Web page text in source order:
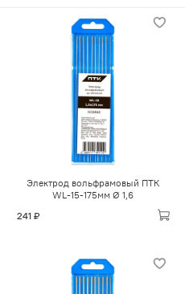
Электрод вольфрамовый ПТК
WL-15-175мм Ø 1,6
241 ₽